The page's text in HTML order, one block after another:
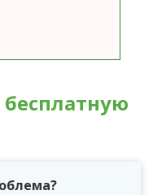
бесплатную